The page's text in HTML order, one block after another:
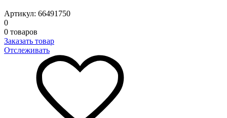
Артикул: 66491750
0
0 товаров
Заказать товар
Отслеживать